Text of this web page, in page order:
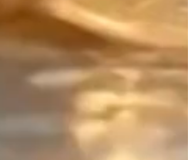
(une zone asymétrique de 2
centimètres). C'est ce détail subtil,
entièrement maîtrisé par vous, qui
sort la pièce du "déjà-vu" et signe
une parure résolument signée
créateur.
Vous êtes unique, exprimez-le en
couleurs ! Créez votre association
parfaite et partagez vos créations,